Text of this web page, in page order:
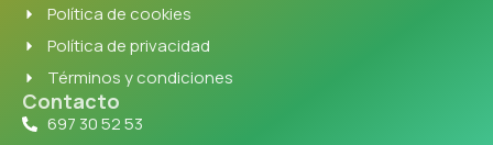
Política de cookies
Política de privacidad
Términos y condiciones
Contacto
697 30 52 53